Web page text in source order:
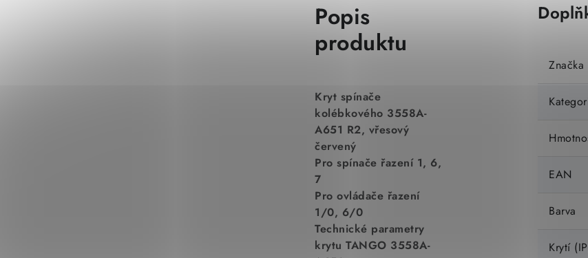
Popis
produktu
Kryt spínače
kolébkového 3558A-
A651 R2, vřesový
červený
Pro spínače řazení 1, 6,
7
Pro ovládače řazení
1/0, 6/0
Technické parametry
krytu TANGO 3558A-
Značka
EAN
Barva
Krytí